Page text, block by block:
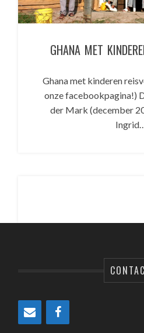
GHANA MET
Ghana met kinderen
onze facebookpagina!)
der Mark (december
Ingrid…